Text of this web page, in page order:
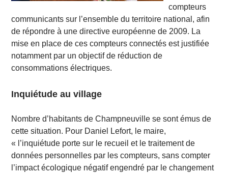
compteurs
communicants sur l’ensemble du territoire national, afin
de répondre à une directive européenne de 2009. La
mise en place de ces compteurs connectés est justifiée
notamment par un objectif de réduction de
consommations électriques.
Inquiétude au village
Nombre d’habitants de Champneuville se sont émus de
cette situation. Pour Daniel Lefort, le maire,
« l’inquiétude porte sur le recueil et le traitement de
données personnelles par les compteurs, sans compter
l’impact écologique négatif engendré par le changement